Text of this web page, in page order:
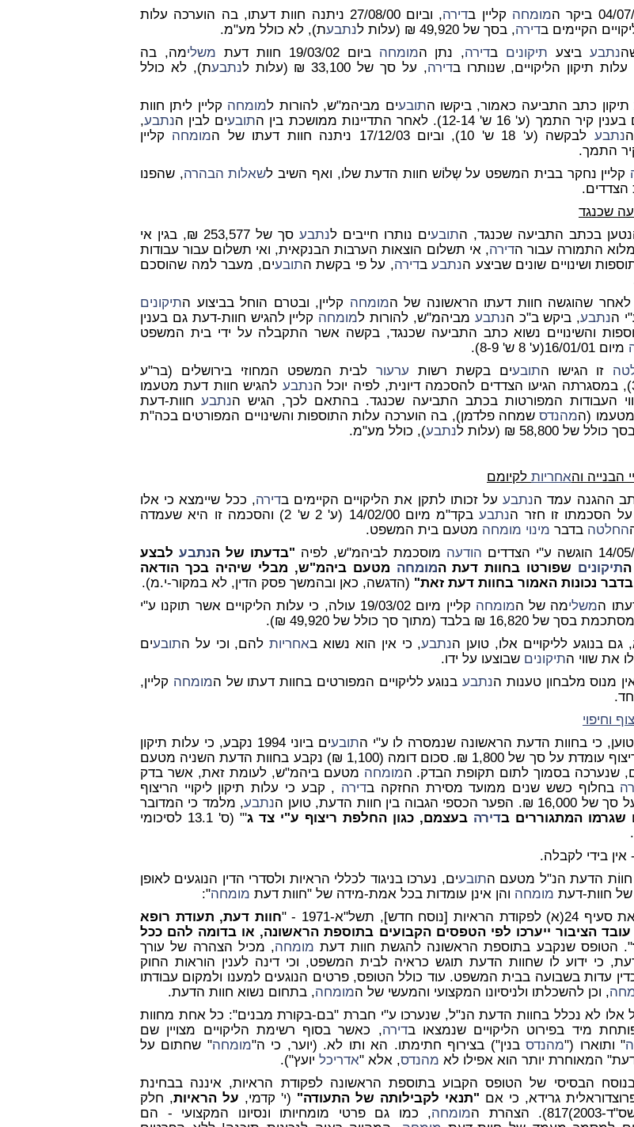
מומחה קליין בדירה
, וביום 27/08/00 ניתנה חוות דעתו, בה הוערכה עלות
הקיימים בדירה, בסך של 49,920 ₪ (עלות ל נתבעת), לא כולל מע"מ.
נתבעביצע תיקונים בדירה, נתן המומחה ביום 19/03/02 חוות דעת משלימה, בה
תיקון הליקויים, שנותרו בדירה, על סך של 33,100 ₪ (עלות ל נתבעת), לא כולל
כתב התביעה כאמור, ביקשו התובעים מביהמ"ש, להורות למומחה קליין ליתן חוות
(ע' 16 ש' 12-14). לאחר התדיינות ממושכת בין ה
תובעים לבין הנתבע,
נתבע לבקשה (ע' 18 ש' 10), וביום 17/12/03 ניתנה חוות דעתו של ה מומחה קליין
התמך.
קליין נחקר בבית המשפט על שְלוֹש חוות הדעת שלו, ואף השיב לשאלות הבהרה, שהפנו
הצדדים.
בכתב התביעה שכנגד, התובעים נותרו חייבים לנתבע
סך של 253,577 ₪, בגין אי
התמורה עבור הדירה, אי תשלום הוצאות הערבות הבנקאית, ואי תשלום עבור עבודות
ושינויים שונים שביצע הנתבעבדירה, על פי בקשת התובעים, מעבר למה שהוסכם
לאחר שהוגשה חוות דעתו הראשונה של המומחה קליין, ובטרם הוחל בביצוע התיקונים
הנתבע, ביקש ב"כ הנתבע מביהמ"ש, להורות למומחה קליין להגיש חוות-דעת גם בענין
והשינויים נשוא כתב התביעה שכנגד, בקשה אשר התקבלה על ידי בית המשפט
מיום 16/01/01(ע' 8 ש' 8-9).
זו הגישו התובעים בקשת רשות ערעורלבית המשפט המחוזי בירושלים (בר"ע
ה
נתבע להגיש חוות דעת מטעמו
העבודות המפורטות בכתב התביעה שכנגד. בהתאם לכך, הגיש הנתבעחוות-דעת
מטעמו (המהנדסשמחה פלדמן), בה הוערכה עלות התוספות והשינויים המפורטים בכה"ת
של 58,800 ₪ (עלות ל
נתבע), כולל מע"מ.
אחריות לקיומם
ההגנה עמד הנתבעעל זכותו לתקן את הליקויים הקיימים בדירה, ככל שיימצא כי אלו
על הסכמתו זו חזר הנתבע
בקד"מ מיום 14/02/00 (ע' 2 ש' 2) והסכמה זו היא שעמדה
החלטה בדבר מינוי מומחה מטעם בית המשפט.
הודעה מוסכמת לביהמ"ש, לפיה "בדעתו של הנתבע לבצע
תיקונים שפורטו בחוות דעת המומחה מטעם ביהמ"ש, מבלי שיהיה בכך הודאה
נכונות האמור בחוות דעת זאת" (הדגשה, כאן ובהמשך פסק הדין, לא במקור-י.מ).
המשלימה של המומחה
קליין מיום 19/03/02 עולה, כי עלות הליקויים אשר תוקנו ע"י
מסתכמת בסך של 16,820 ₪ בלבד (מתוך סך כולל של 49,920 ₪).
בנוגע לליקויים אלו, טוען הנתבע, כי אין הוא נשוא באחריותלהם, וכי על התובעים
לו את שווי התיקונים שבוצעו על ידו.
מנוס מלבחון טענות הנתבעבנוגע לליקויים המפורטים בחוות דעתו של המומחה קליין,
וחיפוי
כי בחוות הדעת הראשונה שנמסרה לו ע"י התובע
ים ביוני 1994 נקבע, כי עלות תיקון
ליקויי הריצוף עומדת על סך של 1,800 ₪. סכום דומה (1,100 ₪) נקבע בחוות הדעת השניה מטעם
שנערכה בסמוך לתום תקופת הבדק. המומחה מטעם ביהמ"ש, לעומת זאת, אשר בדק
בחלוף כשש שנים ממועד מסירת החזקה בדירה , קבע כי עלות תיקון ליקויי הריצוף
הגבוה בין חוות הדעת, טוען ה
נתבע, מלמד כי המדובר
שגרמו המתגוררים בדירה בעצמם, כגון החלפת ריצוף ע"י צד ג
'" (ס' 13.1 לסיכומי
אין בידי לקבלה.
הדעת הנ"ל מטעם התובעים, נערכו בניגוד לכללי הראיות ולסדרי הדין הנוגעים לאופן
חוות-דעת מומחה והן אינן עומדות בכל אמת-מידה של "חוות דעת מומחה":
[נוסח חדש], תשל"א-1971 - "
חוות דעת, תעודת רופא
עובד הציבור ייערכו לפי הטפסים הקבועים בתוספת הראשונה, או בדומה להם ככל
". הטופס שנקבע בתוספת הראשונה להגשת חוות דעת מומחה, מכיל הצהרה של עורך
כי ידוע לו שחוות הדעת תוגש כראיה לבית המשפט, וכי דינה לענין הוראות החוק
עדות בשבועה בבית המשפט. עוד כולל הטופס, פרטים הנוגעים למענו ולמקום עבודתו
, וכן להשכלתו ולניסיונו המקצועי והמעשי של המומחה, בתחום נשוא חוות הדעת.
אלו לא נכלל בחוות הדעת הנ"ל, שנערכו ע"י חברת "בם-בקורת מבנים": כל אחת מחוות
מיד בפירוט הליקויים שנמצאו בדירה, כאשר בסוף רשימת הליקויים מצויין שם
" ותוארו ("מהנדסבנין") בצירוף חתימתו. הא ותו לא. (יוער, כי ה"מומחה" שחתום על
המאוחרת יותר הוא אפילו לא מהנדס, אלא "אדריכל יועץ").
הבסיסי של הטופס הקבוע בתוספת הראשונה לפקודת הראיות, איננה בבחינת
גרידא, כי אם "תנאי לקבילותה של התעודה" (י' קדמי, על הראיות, חלק
הצהרת ה
מומחה, כמו גם פרטי מומחיותו ונסיונו המקצועי - הם